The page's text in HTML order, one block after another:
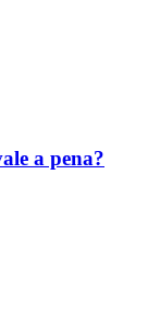
a pena?